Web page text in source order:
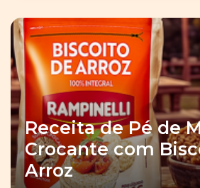
Receita de Pé de
Crocante com
Arroz